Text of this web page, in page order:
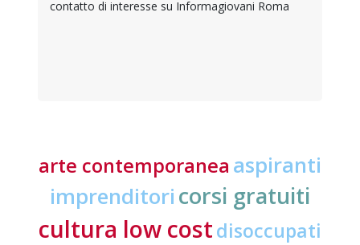
contatto di interesse su Informagiovani Roma
arte contemporanea aspiranti
imprenditori corsi gratuiti
cultura low costdisoccupati